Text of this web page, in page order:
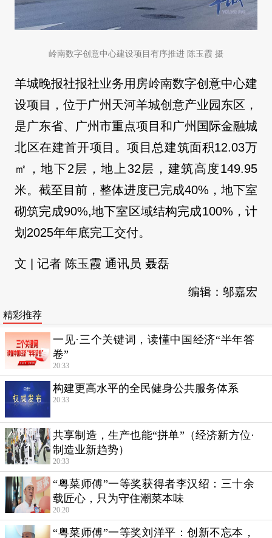
岭南数字创意中心建设项目有序推进 陈玉霞 摄
羊城晚报社报社业务用房岭南数字创意中心建
设项目，位于广州天河羊城创意产业园东区，
是广东省、广州市重点项目和广州国际金融城
北区在建首开项目。项目总建筑面积12.03万
㎡，地下2层，地上32层，建筑高度149.95
米。截至目前，整体进度已完成40%，地下室
砌筑完成90%,地下室区域结构完成100%，计
划2025年年底完工交付。
文 | 记者 陈玉霞 通讯员 聂磊
编辑：邬嘉宏
精彩推荐